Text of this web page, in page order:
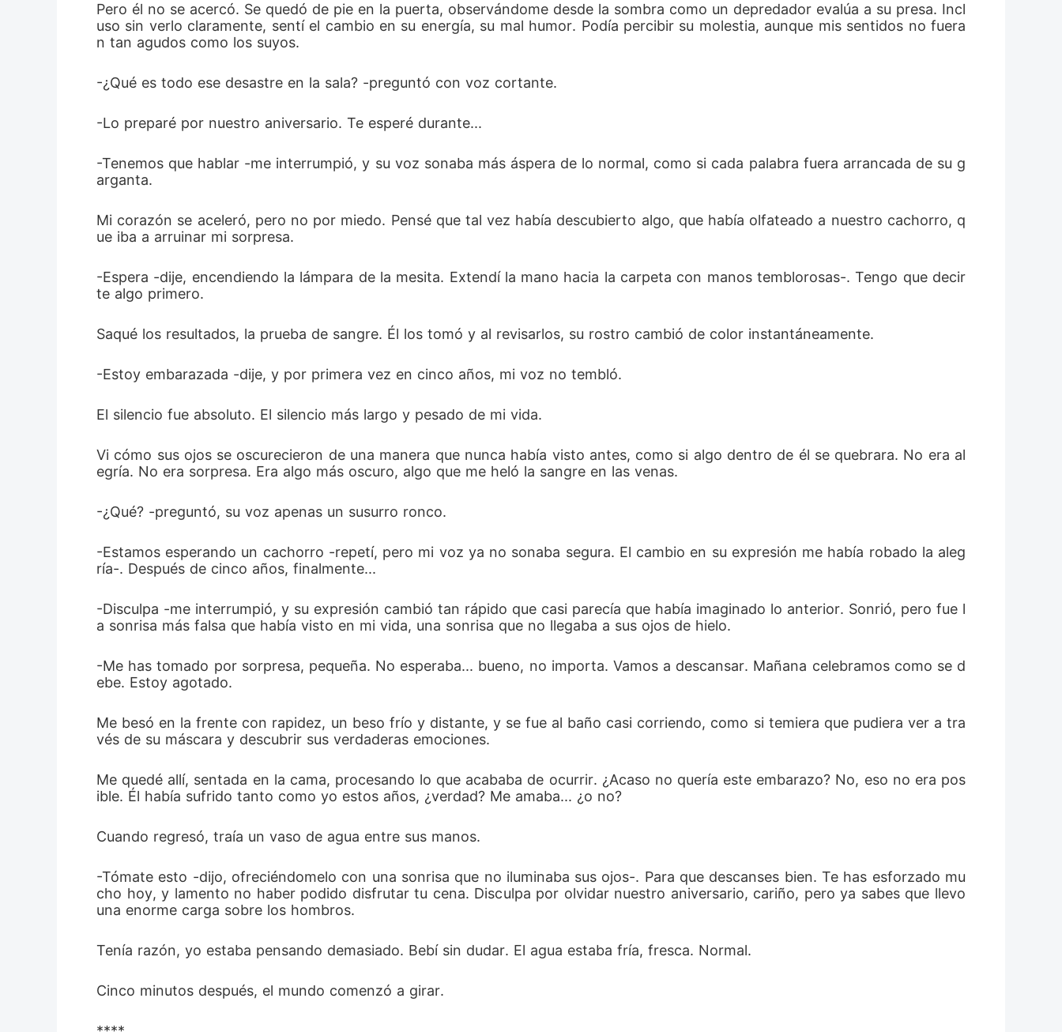
Pero él no se acercó. Se quedó de pie en la puerta, observándome desde la sombra como un depredador evalúa a su presa. Incl
uso sin verlo claramente, sentí el cambio en su energía, su mal humor. Podía percibir su molestia, aunque mis sentidos no fuera
n tan agudos como los suyos.
-¿Qué es todo ese desastre en la sala? -preguntó con voz cortante.
-Lo preparé por nuestro aniversario. Te esperé durante...
-Tenemos que hablar -me interrumpió, y su voz sonaba más áspera de lo normal, como si cada palabra fuera arrancada de su g
arganta.
Mi corazón se aceleró, pero no por miedo. Pensé que tal vez había descubierto algo, que había olfateado a nuestro cachorro, q
ue iba a arruinar mi sorpresa.
-Espera -dije, encendiendo la lámpara de la mesita. Extendí la mano hacia la carpeta con manos temblorosas-. Tengo que decir
te algo primero.
Saqué los resultados, la prueba de sangre. Él los tomó y al revisarlos, su rostro cambió de color instantáneamente.
-Estoy embarazada -dije, y por primera vez en cinco años, mi voz no tembló.
El silencio fue absoluto. El silencio más largo y pesado de mi vida.
Vi cómo sus ojos se oscurecieron de una manera que nunca había visto antes, como si algo dentro de él se quebrara. No era al
egría. No era sorpresa. Era algo más oscuro, algo que me heló la sangre en las venas.
-¿Qué? -preguntó, su voz apenas un susurro ronco.
-Estamos esperando un cachorro -repetí, pero mi voz ya no sonaba segura. El cambio en su expresión me había robado la aleg
ría-. Después de cinco años, finalmente...
-Disculpa -me interrumpió, y su expresión cambió tan rápido que casi parecía que había imaginado lo anterior. Sonrió, pero fue l
a sonrisa más falsa que había visto en mi vida, una sonrisa que no llegaba a sus ojos de hielo.
-Me has tomado por sorpresa, pequeña. No esperaba... bueno, no importa. Vamos a descansar. Mañana celebramos como se d
ebe. Estoy agotado.
Me besó en la frente con rapidez, un beso frío y distante, y se fue al baño casi corriendo, como si temiera que pudiera ver a tra
vés de su máscara y descubrir sus verdaderas emociones.
Me quedé allí, sentada en la cama, procesando lo que acababa de ocurrir. ¿Acaso no quería este embarazo? No, eso no era pos
ible. Él había sufrido tanto como yo estos años, ¿verdad? Me amaba... ¿o no?
Cuando regresó, traía un vaso de agua entre sus manos.
-Tómate esto -dijo, ofreciéndomelo con una sonrisa que no iluminaba sus ojos-. Para que descanses bien. Te has esforzado mu
cho hoy, y lamento no haber podido disfrutar tu cena. Disculpa por olvidar nuestro aniversario, cariño, pero ya sabes que llevo
una enorme carga sobre los hombros.
Tenía razón, yo estaba pensando demasiado. Bebí sin dudar. El agua estaba fría, fresca. Normal.
Cinco minutos después, el mundo comenzó a girar.